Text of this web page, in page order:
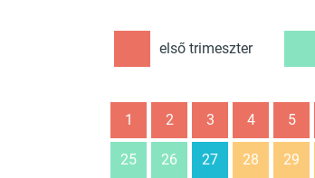
első trimeszter
1 2 3 4 5
25 26 27 28 29